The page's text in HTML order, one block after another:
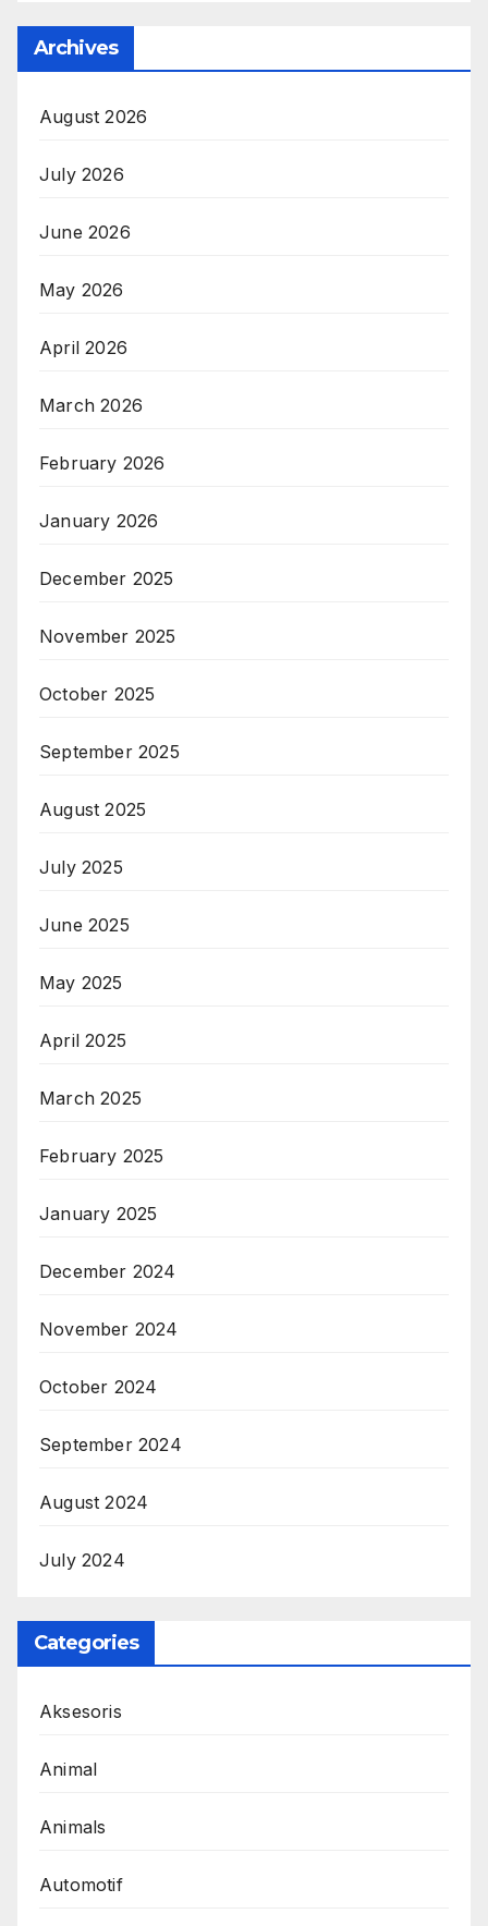
Archives
August 2026
July 2026
June 2026
May 2026
April 2026
March 2026
February 2026
January 2026
December 2025
November 2025
October 2025
September 2025
August 2025
July 2025
June 2025
May 2025
April 2025
March 2025
February 2025
January 2025
December 2024
November 2024
October 2024
September 2024
August 2024
July 2024
Categories
Aksesoris
Animal
Animals
Automotif